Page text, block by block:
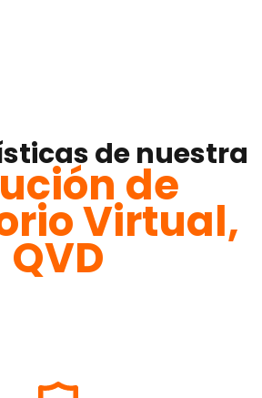
de nuestra
de
Virtual,
QVD